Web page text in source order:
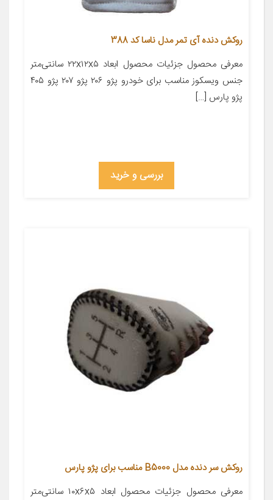
روکش دنده آی تمر مدل ناسا کد 388
معرفی محصول جزئیات محصول ابعاد ۲۲x۱۲x۵ سانتی‌متر
جنس ویسکوز مناسب برای خودرو پژو ۲۰۶ پژو ۲۰۷ پژو ۴۰۵
پژو پارس […]
بررسی و خرید
روکش سر دنده مدل B5000 مناسب برای پژو پارس
معرفی محصول جزئیات محصول ابعاد ۱۰x۶x۵ سانتی‌متر